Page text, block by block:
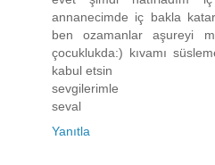
annanecimde iç bakla
ben ozamanlar aşureyi
çocuklukda:) kıvamı
kabul etsin
sevgilerimle
seval
Yanıtla